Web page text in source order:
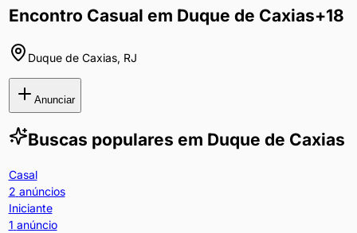
Encontro Casual em Duque de Caxias+18
Duque de Caxias, RJ
Anunciar
Buscas populares em Duque de Caxias
Casal
2 anúncios
Iniciante
1 anúncio